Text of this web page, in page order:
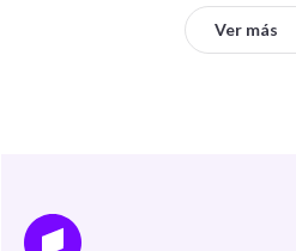
Ver más